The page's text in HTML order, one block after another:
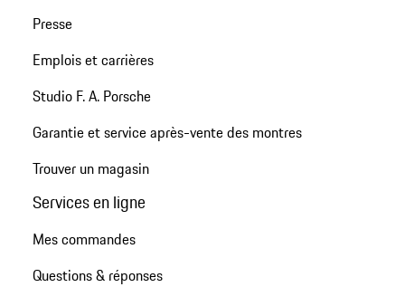
Presse
Emplois et carrières
Studio F. A. Porsche
Garantie et service après-vente des montres
Trouver un magasin
Services en ligne
Mes commandes
Questions & réponses